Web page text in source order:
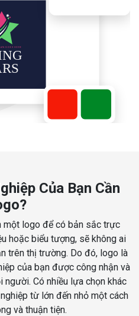
Của Bạn Cần
một logo để có bản sắc trực
hoặc biểu tượng, sẽ không ai
trên thị trường. Do đó, logo là
của bạn được công nhận và
Có nhiều lựa chọn khác
từ lớn đến nhỏ một cách
và thuận tiện.